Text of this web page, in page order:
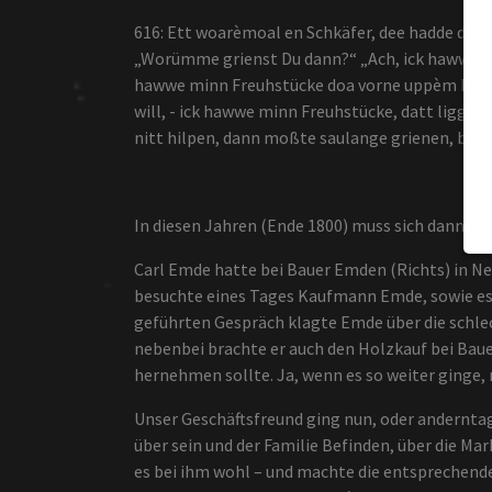
616: Ett woarèmoal en Schkäfer, dee hadde de
„Worümme grienst Du dann?“ „Ach, ick
hawwe minn Freuhstücke doa vorne uppèm
will, - ick hawwe minn Freuhstücke, datt ligget
nitt hilpen, dann moßte saulange grienen,
In diesen Jahren (Ende 1800) muss sich dann
Carl Emde hatte bei Bauer Emden (Richts) in
besuchte eines Tages Kaufmann Emde, sowie
geführten Gespräch klagte Emde über die
nebenbei brachte er auch den Holzkauf bei
hernehmen sollte. Ja, wenn es so weiter
Unser Geschäftsfreund ging nun, oder
über sein und der Familie Befinden, über die
es bei ihm wohl – und machte die